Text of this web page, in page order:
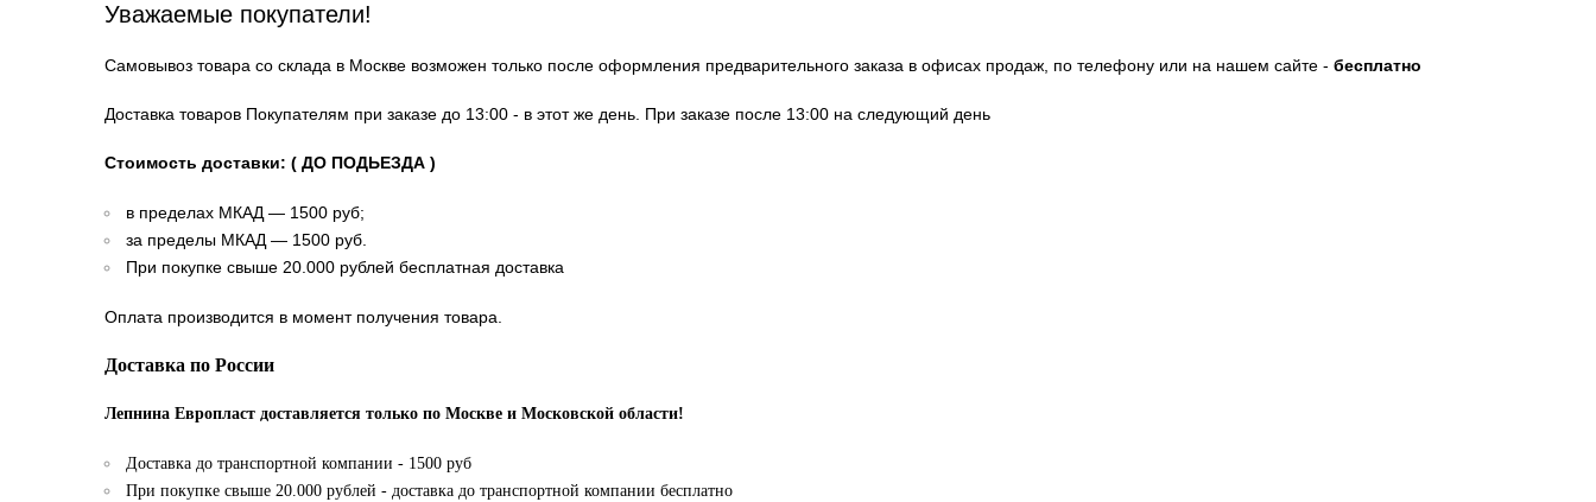
Уважаемые покупатели!
Самовывоз товара со склада в Москве возможен только после оформления предварительного заказа в офисах продаж, по телефону или на нашем сайте - бесплатно
Доставка товаров Покупателям при заказе до 13:00 - в этот же день. При заказе после 13:00 на следующий день
Стоимость доставки: ( ДО ПОДЬЕЗДА )
в пределах МКАД — 1500 руб;
за пределы МКАД — 1500 руб.
При покупке свыше 20.000 рублей бесплатная доставка
Оплата производится в момент получения товара.
Доставка по России
Лепнина Европласт доставляется только по Москве и Московской области!
Доставка до транспортной компании - 1500 руб
При покупке свыше 20.000 рублей - доставка до транспортной компании бесплатно